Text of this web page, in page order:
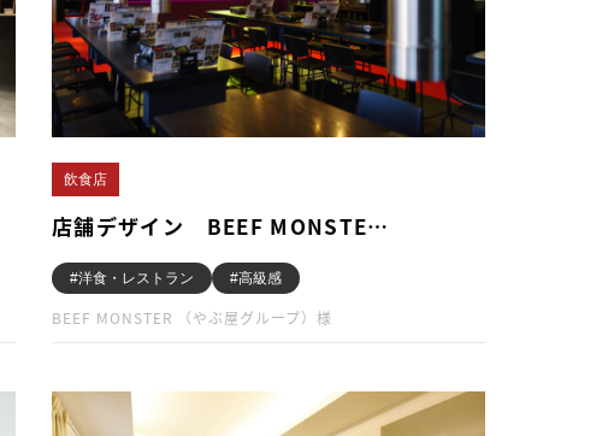
飲食店
店舗デザイン BEEF MONSTE…
#洋食・レストラン #高級感
BEEF MONSTER （やぶ屋グループ）様